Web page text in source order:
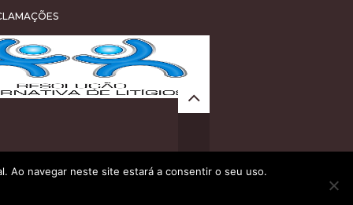
Ao navegar neste site estará a consentir o seu uso.